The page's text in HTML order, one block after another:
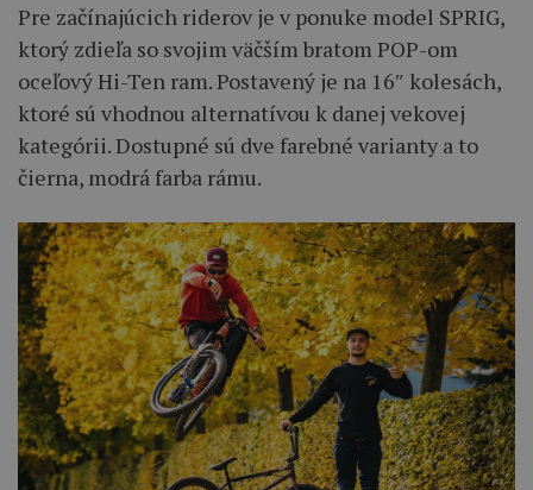
Pre začínajúcich riderov je v ponuke model SPRIG,
ktorý zdieľa so svojim väčším bratom POP-om
oceľový Hi-Ten ram. Postavený je na 16″ kolesách,
ktoré sú vhodnou alternatívou k danej vekovej
kategórii. Dostupné sú dve farebné varianty a to
čierna, modrá farba rámu.